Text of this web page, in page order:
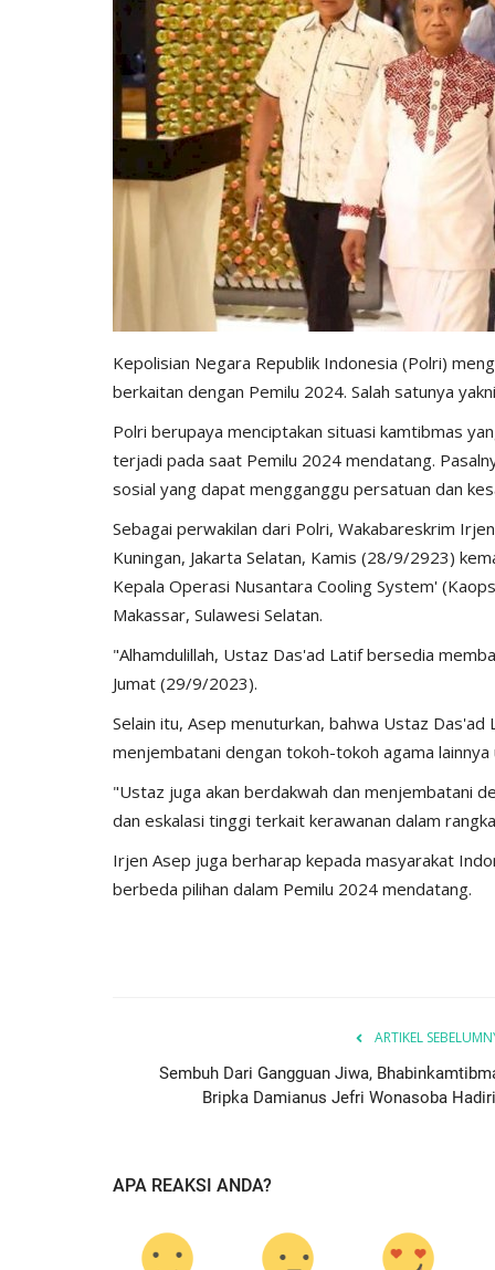
Kepolisian Negara Republik Indonesia (Polri)
berkaitan dengan Pemilu 2024. Salah satunya
Polri berupaya menciptakan situasi kamtibmas
terjadi pada saat Pemilu 2024 mendatang.
sosial yang dapat mengganggu persatuan dan
Sebagai perwakilan dari Polri, Wakabareskrim
Kuningan, Jakarta Selatan, Kamis (28/9/2923)
Kepala Operasi Nusantara Cooling System'
Makassar, Sulawesi Selatan.
"Alhamdulillah, Ustaz Das'ad Latif bersedia
Jumat (29/9/2023).
Selain itu, Asep menuturkan, bahwa Ustaz Das'ad
menjembatani dengan tokoh-tokoh agama
"Ustaz juga akan berdakwah dan menjembatani
dan eskalasi tinggi terkait kerawanan dalam
Irjen Asep juga berharap kepada masyarakat
berbeda pilihan dalam Pemilu 2024 mendatang.
ARTIKEL
Sembuh Dari Gangguan Jiwa,
Bripka Damianus Jefri Wonasoba
APA REAKSI ANDA?
Personel Polres Lamongan,